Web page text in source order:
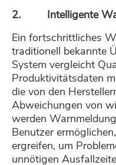
2. Intelligente
Ein fortschrittliches
traditionell bekannte
System vergleicht
Produktivitätsdaten
die von den
Abweichungen von
werden
Benutzer
ergreifen, um
unnötigen